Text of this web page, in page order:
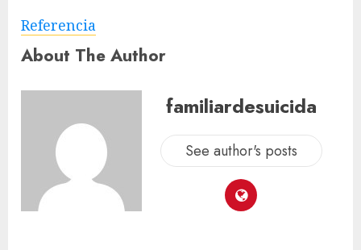
Referencia
About The Author
familiardesuicida
See author's posts